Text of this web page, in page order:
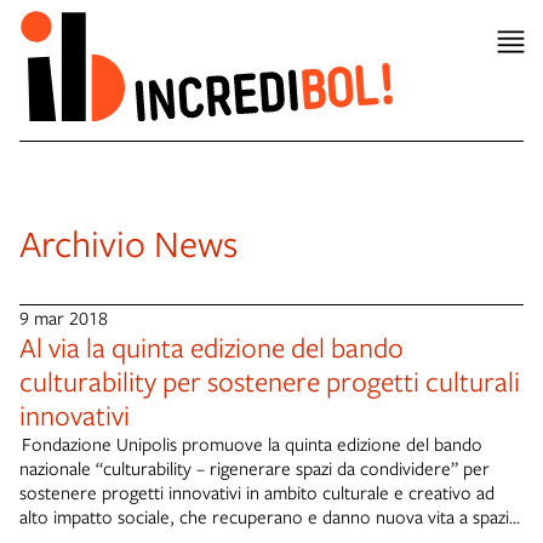
Archivio News
9 mar 2018
Al via la quinta edizione del bando
culturability per sostenere progetti culturali
innovativi
Fondazione Unipolis promuove la quinta edizione del bando
nazionale “culturability – rigenerare spazi da condividere” per
sostenere progetti innovativi in ambito culturale e creativo ad
alto impatto sociale, che recuperano e danno nuova vita a spazi,